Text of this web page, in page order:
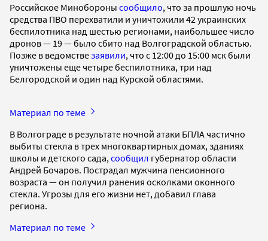
Российское Минобороны сообщило, что за прошлую ночь
средства ПВО перехватили и уничтожили 42 украинских
беспилотника над шестью регионами, наибольшее число
дронов — 19 — было сбито над Волгоградской областью.
Позже в ведомствезаявили, что с 12:00 до 15:00 мск были
уничтожены еще четыре беспилотника, три над
Белгородской и один над Курской областями.
Материал по теме
В Волгограде в результате ночной атаки БПЛА частично
выбиты стекла в трех многоквартирных домах, зданиях
школы и детского сада, сообщил губернатор области
Андрей Бочаров. Пострадал мужчина пенсионного
возраста — он получил ранения осколками оконного
стекла. Угрозы для его жизни нет, добавил глава
региона.
Материал по теме